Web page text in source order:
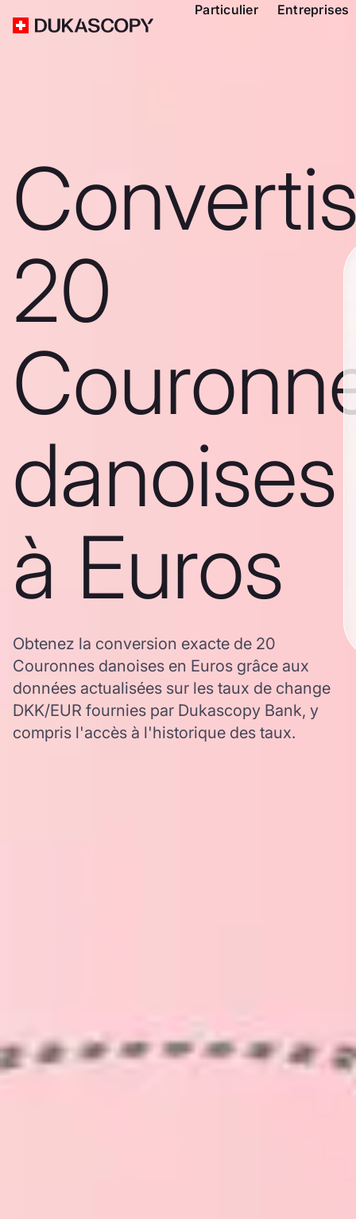
Particulier Entreprises
20
danoises
à Euros
Obtenez la conversion exacte de 20
Couronnes danoises en Euros grâce aux
données actualisées sur les taux de change
DKK/EUR fournies par Dukascopy Bank, y
compris l'accès à l'historique des taux.